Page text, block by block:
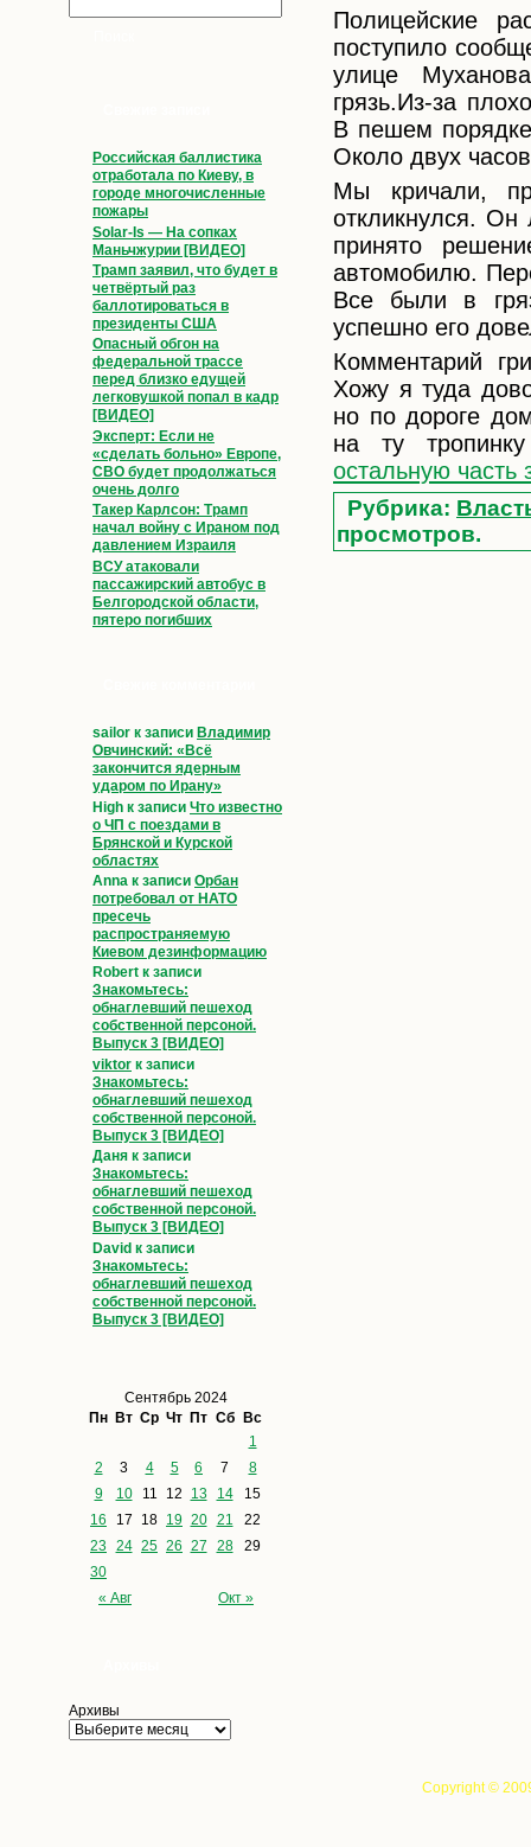
Российская баллистика
отработала по Киеву, в
городе многочисленные
пожары
Solar-Is — На сопках
Маньчжурии [ВИДЕО]
Трамп заявил, что будет в
четвёртый раз
баллотироваться в
президенты США
Опасный обгон на
федеральной трассе
перед близко едущей
легковушкой попал в кадр
[ВИДЕО]
Эксперт: Если не
«сделать больно» Европе,
СВО будет продолжаться
очень долго
Такер Карлсон: Трамп
начал войну с Ираном под
давлением Израиля
ВСУ атаковали
пассажирский автобус в
Белгородской области,
пятеро погибших
sailor к записи Владимир
Овчинский: «Всё
закончится ядерным
ударом по Ирану»
High к записи Что известно
о ЧП с поездами в
Брянской и Курской
областях
Anna к записи Орбан
потребовал от НАТО
пресечь
распространяемую
Киевом дезинформацию
Robert к записи
Знакомьтесь:
обнаглевший пешеход
собственной персоной.
Выпуск 3 [ВИДЕО]
viktor к записи
Знакомьтесь:
обнаглевший пешеход
собственной персоной.
Выпуск 3 [ВИДЕО]
Даня к записи
Знакомьтесь:
обнаглевший пешеход
собственной персоной.
Выпуск 3 [ВИДЕО]
David к записи
Знакомьтесь:
обнаглевший пешеход
собственной персоной.
Выпуск 3 [ВИДЕО]
Сентябрь 2024
Пн Вт Ср Чт Пт Сб Вс
« Авг Окт »
1
2
3 4 5 6 7
8
9
10 11 12 13 14
15
16
17 18 19 20 21
22
23 24 25 26 27 28
29
30
Архивы
Полицейские
поступило
улице
грязь.Из-за
В пешем
Около двух
Мы кричали,
откликнулся.
принято
автомобилю.
Все были в
успешно его
Комментарий
Хожу я туда
но по дороге
на ту
остальную часть
Рубрика:
просмотров.
Copyright ©